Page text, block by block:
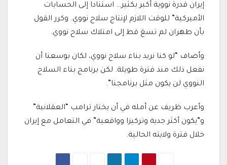
إيران قدرة نووية أكبر بكثير… استنادا إلى الحسابات
الأميركية” للوقت اللازم لإنتاج سلاح نووي. وكرر القول
بأن طهران لم تسعَ قط إلى امتلاك سلاح نووي.
وأضاف “لو كنا نريد بناء سلاح نووي، لكان بوسعنا أن
نفعل ذلك منذ فترة طويلة. لكن برنامج بناء السلاح
النووي لن يكون مثل برنامجنا”.
وأعرب ظريف عن أمله في أن يختار ترامب “العقلانية”
و”يكون أكثر جدية وتركيزا وواقعية” في التعامل مع إيران
خلال فترة ولايته الحالية.